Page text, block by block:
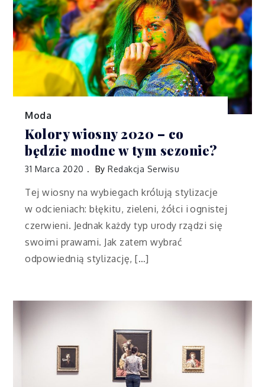
Moda
Kolory wiosny 2020 – co
będzie modne w tym sezonie?
31 Marca 2020 ByRedakcja Serwisu
Tej wiosny na wybiegach królują stylizacje
w odcieniach: błękitu, zieleni, żółci i ognistej
czerwieni. Jednak każdy typ urody rządzi się
swoimi prawami. Jak zatem wybrać
odpowiednią stylizację, […]